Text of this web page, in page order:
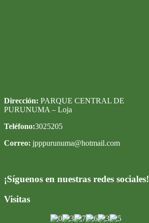
Dirección: PARQUE CENTRAL DE
PURUNUMA – Loja
Teléfono:3025205
Correo: jpppurunuma@hotmail.com
¡Síguenos en nuestras redes sociales!
Visitas